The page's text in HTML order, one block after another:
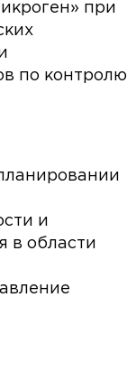
при
по контролю
и
в области